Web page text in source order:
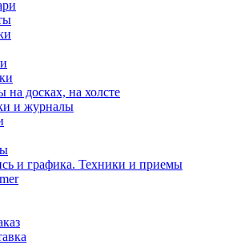
на досках, на холсте
и журналы
и графика. Техники и приемы